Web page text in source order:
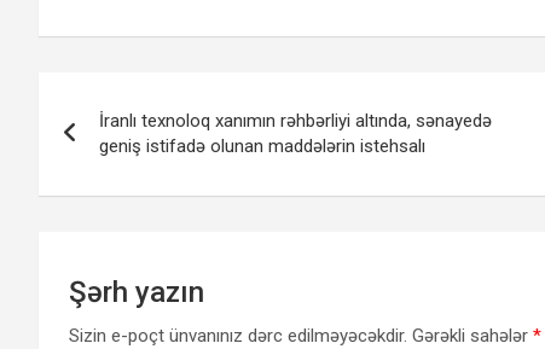
naviqasiyası
İranlı texnoloq xanımın rəhbərliyi altında, sənayedə
geniş istifadə olunan maddələrin istehsalı
Şərh yazın
Sizin e-poçt ünvanınız dərc edilməyəcəkdir. Gərəkli sahələr *